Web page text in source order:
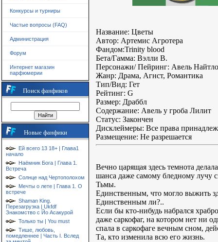
Конкурсы и турниры
Частые вопросы (FAQ)
Администрация
Форум
Интернет магазин
парфюмерии
Поиск фанфиков
Новые фанфики
Ей всего 13 18+ | Глава1
начало
Наёмник Бога | Глава 1.
Встреча
Солнце над Чертополохом
Мечты о лете | Глава 1. О
встрече
Shaman King.
Перезагрузка | Ukfdf
Знакомство с Йо Асакурой
Только ты | You must
Тише, любовь,
помедленнее | Часть I. Вслед
Название: Цветы
Автор: Артемис Агротера
Фандом:Trinity blood
Бета/Гамма: Вэлли В.
Персонажи/ Пейринг: Авель
Жанр: Драма, Агнст, Романтика
Тип/Вид: Гет
Рейтинг: G
Размер: Драббл
Содержание: Авель у гроба Лилит
Статус: Закончен
Дисклеймеры: Все права
Размещение: Не разрешается
Вечно царящая здесь темнота
шанса даже самому бледному лучу
Тьмы.
Единственным, что могло выжить
Единственным ли?..
Если бы кто-нибудь набрался
даже саркофаг, на котором нет ни
спала в саркофаге вечным сном,
Та, кто изменила всю его жизнь.